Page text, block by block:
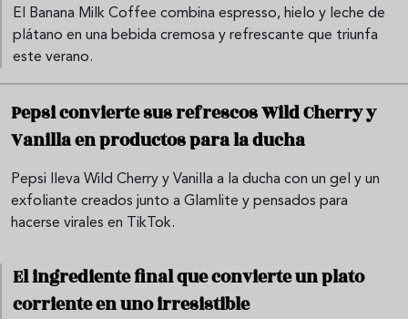
El Banana Milk Coffee combina espresso, hielo y leche de
plátano en una bebida cremosa y refrescante que triunfa
este verano.
Pepsi convierte sus refrescos Wild Cherry y
Vanilla en productos para la ducha
Pepsi lleva Wild Cherry y Vanilla a la ducha con un gel y un
exfoliante creados junto a Glamlite y pensados para
hacerse virales en TikTok.
El ingrediente final que convierte un plato
corriente en uno irresistible